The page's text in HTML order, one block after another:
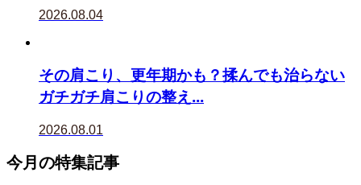
2026.08.04
その肩こり、更年期かも？揉んでも治らない
ガチガチ肩こりの整え...
2026.08.01
今月の特集記事